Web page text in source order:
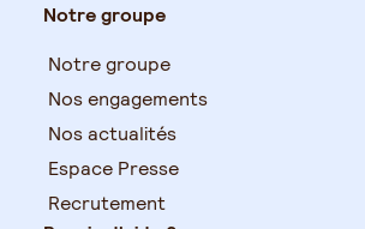
Notre groupe
Notre groupe
Nos engagements
Nos actualités
Espace Presse
Recrutement